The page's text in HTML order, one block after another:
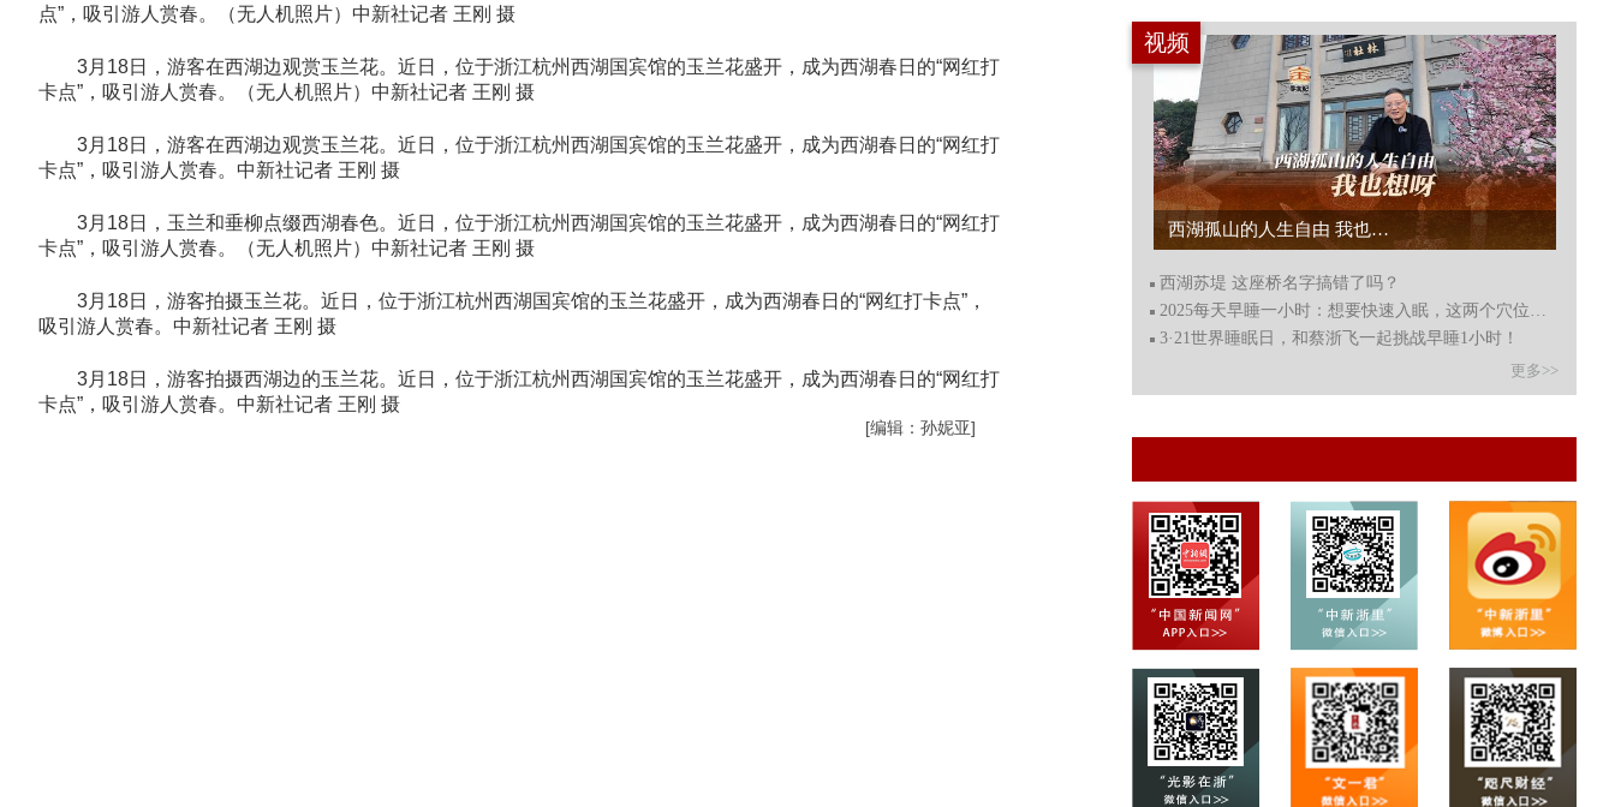
点”，吸引游人赏春。（无人机照片）中新社记者 王刚 摄
3月18日，游客在西湖边观赏玉兰花。近日，位于浙江杭州西湖国宾馆的玉兰花盛开，成为西湖春日的“网红打
卡点”，吸引游人赏春。（无人机照片）中新社记者 王刚 摄
3月18日，游客在西湖边观赏玉兰花。近日，位于浙江杭州西湖国宾馆的玉兰花盛开，成为西湖春日的“网红打
卡点”，吸引游人赏春。中新社记者 王刚 摄
3月18日，玉兰和垂柳点缀西湖春色。近日，位于浙江杭州西湖国宾馆的玉兰花盛开，成为西湖春日的“网红打
卡点”，吸引游人赏春。（无人机照片）中新社记者 王刚 摄
3月18日，游客拍摄玉兰花。近日，位于浙江杭州西湖国宾馆的玉兰花盛开，成为西湖春日的“网红打卡点”，
吸引游人赏春。中新社记者 王刚 摄
3月18日，游客拍摄西湖边的玉兰花。近日，位于浙江杭州西湖国宾馆的玉兰花盛开，成为西湖春日的“网红打
卡点”，吸引游人赏春。中新社记者 王刚 摄
[编辑：孙妮亚]
视频
西湖苏堤 这座桥名字搞错了吗？... 西湖孤山的人生自由 我也想呀...
西湖苏堤 这座桥名字搞错了吗？
2025每天早睡一小时：想要快速入眠，这两个穴位要牢记
3·21世界睡眠日，和蔡浙飞一起挑战早睡1小时！
更多>>